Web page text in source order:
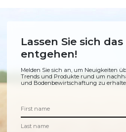
Lassen Sie sich
entgehen!
Melden Sie sich an, um Neuigkeiten
Trends und Produkte rund um
und Bodenbewirtschaftung zu